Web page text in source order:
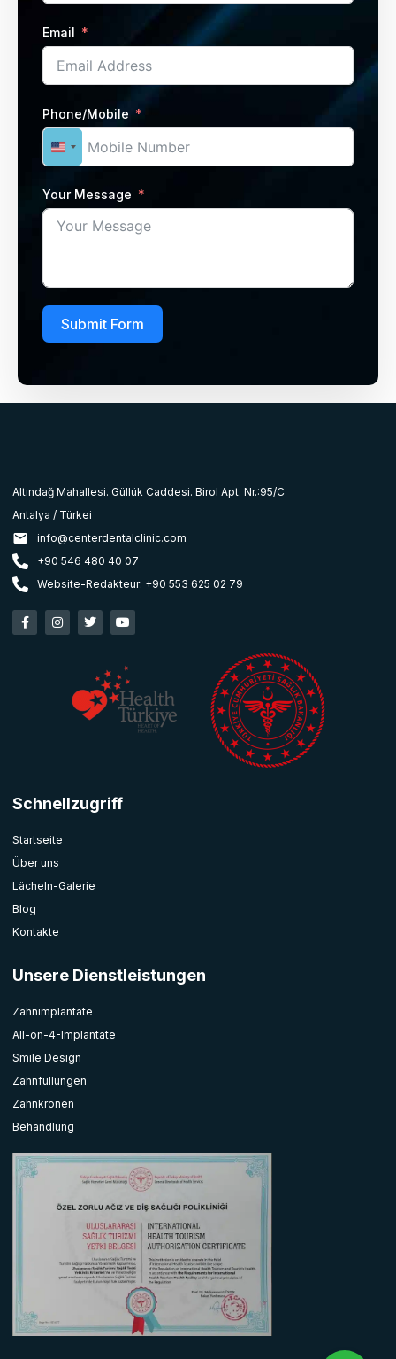
Email
Phone/Mobile
United States +1
Your Message
Submit Form
Altındağ Mahallesi. Güllük Caddesi. Birol Apt. Nr.:95/C
Antalya / Türkei
info@centerdentalclinic.com
+90 546 480 40 07
Website-Redakteur: +90 553 625 02 79
Schnellzugriff
Startseite
Über uns
Lächeln-Galerie
Blog
Kontakte
Unsere Dienstleistungen
Zahnimplantate
All-on-4-Implantate
Smile Design
Zahnfüllungen
Zahnkronen
Behandlung